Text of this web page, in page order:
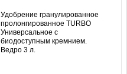
Удобрение гранулированное
пролонгированное TURBO
Универсальное с
биодоступным кремнием.
Ведро 3 л.